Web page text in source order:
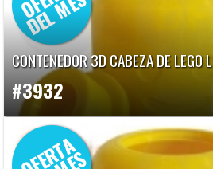
CONTENEDOR 3D CABEZA DE LEGO L
#3932